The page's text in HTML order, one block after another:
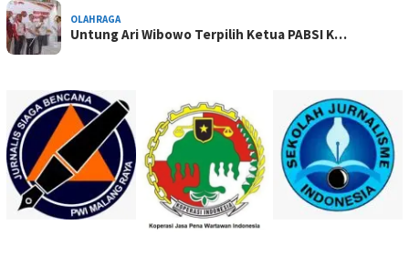
OLAHRAGA
Untung Ari Wibowo Terpilih Ketua PABSI K…